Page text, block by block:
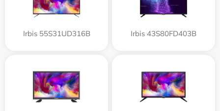
Irbis 55S31UD316B Irbis 43S80FD403B